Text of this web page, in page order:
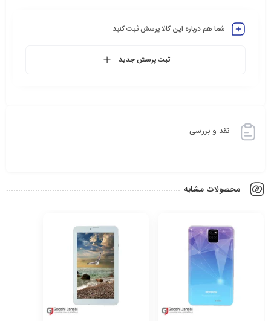
شما هم درباره این کالا پرسش ثبت کنید
ثبت پرسش جدید
نقد و بررسی
محصولات مشابه